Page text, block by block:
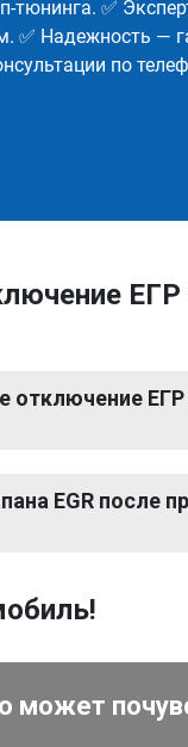
тюнинга. ✅
✅ Надежность —
по
отключение
EGR после